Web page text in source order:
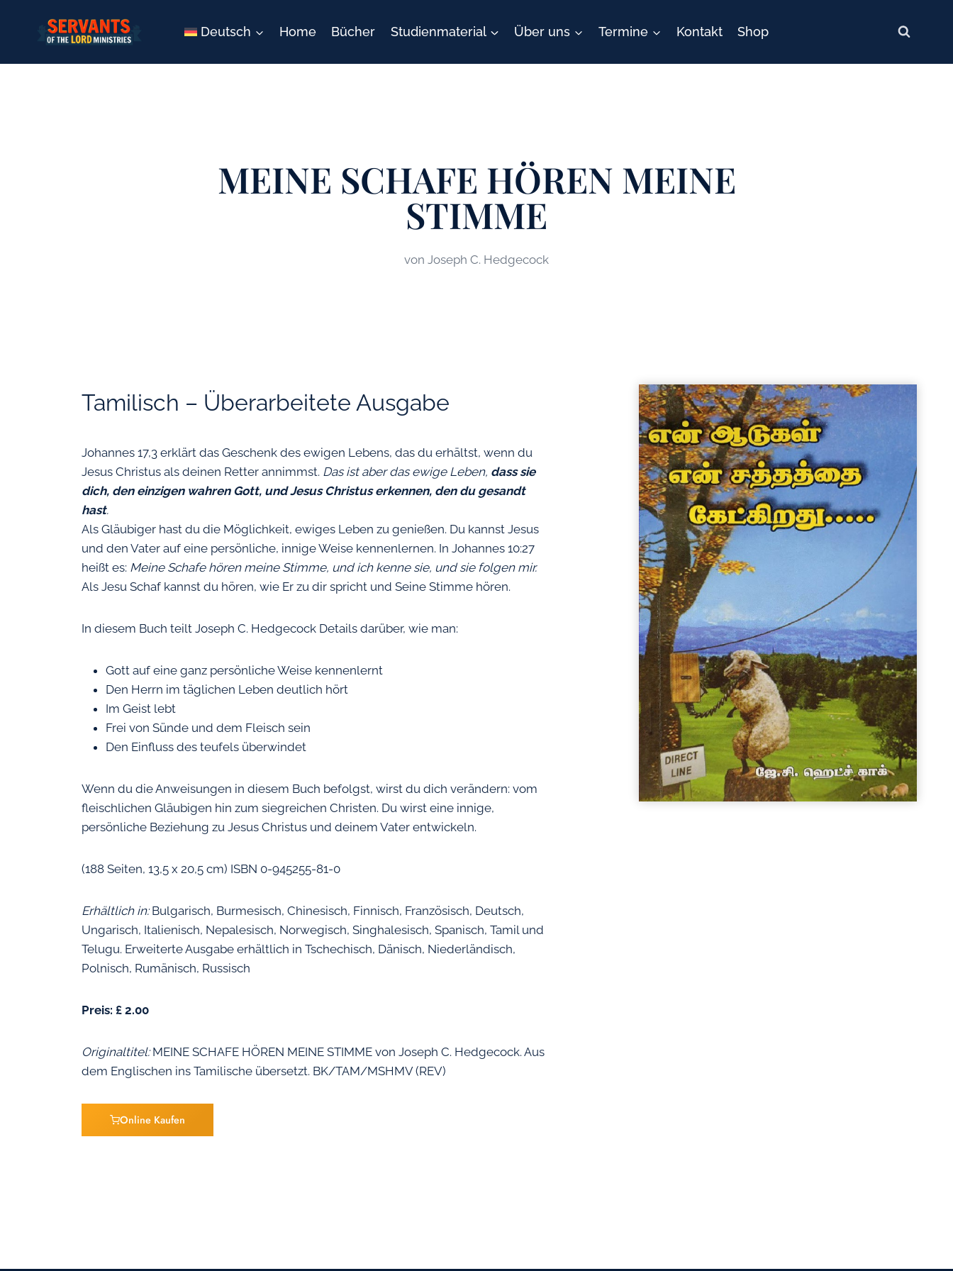
springen
Deutsch Home Bücher Studienmaterial Über uns Termine Kontakt Shop
MEINE SCHAFE HÖREN MEINE
STIMME
von Joseph C. Hedgecock
Tamilisch – Überarbeitete Ausgabe
Johannes 17,3 erklärt das Geschenk des ewigen Lebens, das du erhältst, wenn du
Jesus Christus als deinen Retter annimmst. Das ist aber das ewige Leben, dass sie
dich, den einzigen wahren Gott, und Jesus Christus erkennen, den du gesandt
hast.
Als Gläubiger hast du die Möglichkeit, ewiges Leben zu genießen. Du kannst Jesus
und den Vater auf eine persönliche, innige Weise kennenlernen. In Johannes 10:27
heißt es: Meine Schafe hören meine Stimme, und ich kenne sie, und sie folgen mir.
Als Jesu Schaf kannst du hören, wie Er zu dir spricht und Seine Stimme hören.
In diesem Buch teilt Joseph C. Hedgecock Details darüber, wie man:
Gott auf eine ganz persönliche Weise kennenlernt
Den Herrn im täglichen Leben deutlich hört
Im Geist lebt
Frei von Sünde und dem Fleisch sein
Den Einfluss des teufels überwindet
Wenn du die Anweisungen in diesem Buch befolgst, wirst du dich verändern: vom
fleischlichen Gläubigen hin zum siegreichen Christen. Du wirst eine innige,
persönliche Beziehung zu Jesus Christus und deinem Vater entwickeln.
(188 Seiten, 13,5 x 20,5 cm) ISBN 0-945255-81-0
Erhältlich in:Bulgarisch, Burmesisch, Chinesisch, Finnisch, Französisch, Deutsch,
Ungarisch, Italienisch, Nepalesisch, Norwegisch, Singhalesisch, Spanisch, Tamil und
Telugu. Erweiterte Ausgabe erhältlich in Tschechisch, Dänisch, Niederländisch,
Polnisch, Rumänisch, Russisch
Preis: £ 2.00
Originaltitel:MEINE SCHAFE HÖREN MEINE STIMME von Joseph C. Hedgecock. Aus
dem Englischen ins Tamilische übersetzt. BK/TAM/MSHMV (REV)
Online Kaufen